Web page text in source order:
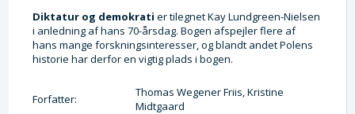
Diktatur og demokrati er tilegnet Kay Lundgreen-Nielsen
i anledning af hans 70-årsdag. Bogen afspejler flere af
hans mange forskningsinteresser, og blandt andet Polens
historie har derfor en vigtig plads i bogen.
Forfatter:
Thomas Wegener Friis, Kristine
Midtgaard